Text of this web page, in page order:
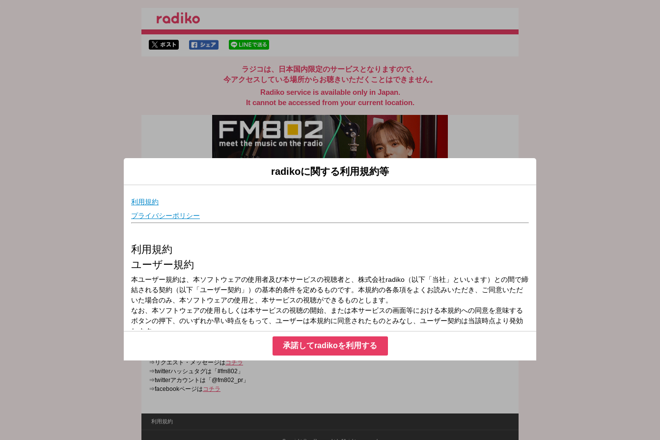
ラジコは、日本国内限定のサービスとなりますので、
今アクセスしている場所からお聴きいただくことはできません。
Radiko service is available only in Japan.
It cannot be accessed from your current location.
放送局
放送時間
2026年6月5日（金）20:00～21:00
番組名
DESIGN YOUR FANTASTIC FUTURE
金曜日の夜、気持ちがジャンプアップする1時間をお送りします。大阪出身・中島颯太（FANTASTICS）がDJを務めます。
⇒リクエスト・メッセージはコチラ
⇒twitterハッシュタグは「#fm802」
⇒twitterアカウントは「@fm802_pr」
⇒facebookページは コチラ
利用規約
radikoに関する利用規約等
承諾してradikoを利用する